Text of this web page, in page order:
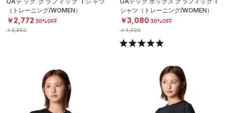
（トレーニング/WOMEN）
￥2,772 30%OFF
￥3,960
シャツ（トレーニング/WOMEN）
￥3,080 30%OFF
￥4,400